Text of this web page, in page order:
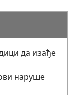
да изађе
наруше